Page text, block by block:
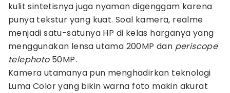
kulit sintetisnya juga nyaman digenggam karena
punya tekstur yang kuat. Soal kamera, realme
menjadi satu-satunya HP di kelas harganya yang
menggunakan lensa utama 200MP dan periscope
telephoto 50MP.
Kamera utamanya pun menghadirkan teknologi
Luma Color yang bikin warna foto makin akurat